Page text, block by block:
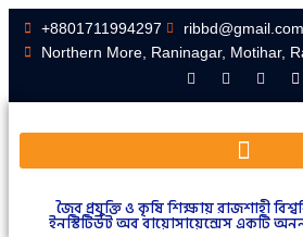
+8801711994297
ribbd@gmail.com
Northern More, Raninagar, Motihar,
জৈব প্রযুক্তি ও কৃষি শিক্ষায় রাজশাহী
ইনস্টিটিউট অব বায়োসায়েন্সেস একটি